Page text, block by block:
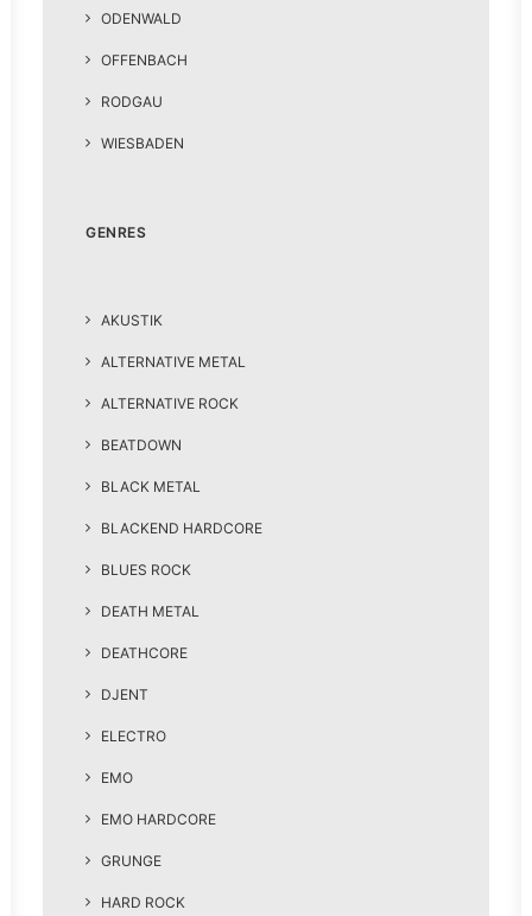
ODENWALD
OFFENBACH
RODGAU
WIESBADEN
GENRES
AKUSTIK
ALTERNATIVE METAL
ALTERNATIVE ROCK
BEATDOWN
BLACK METAL
BLACKEND HARDCORE
BLUES ROCK
DEATH METAL
DEATHCORE
DJENT
ELECTRO
EMO
EMO HARDCORE
GRUNGE
HARD ROCK